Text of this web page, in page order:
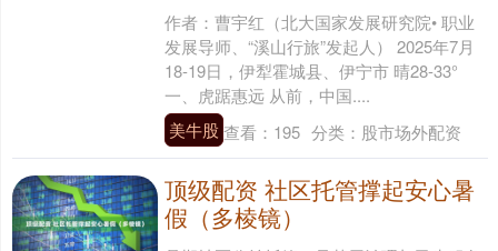
作者：曹宇红（北大国家发展研究院• 职业
发展导师、“溪山行旅”发起人） 2025年7月
18-19日，伊犁霍城县、伊宁市 晴28-33°
一、虎踞惠远 从前，中国....
美牛股查看： 195 分类： 股市场外配资
顶级配资 社区托管撑起安心暑
假（多棱镜）